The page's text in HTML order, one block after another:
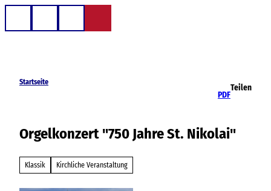
Startseite
PDF
Teilen
Orgelkonzert "750 Jahre St. Nikolai"
Klassik Kirchliche Veranstaltung